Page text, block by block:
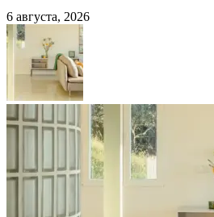
6 августа, 2026